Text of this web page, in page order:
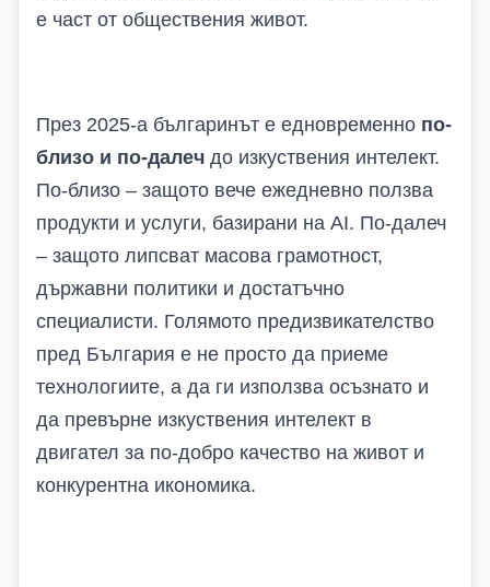
е част от обществения живот.
През 2025-а българинът е едновременно по-
близо и по-далеч до изкуствения интелект.
По-близо – защото вече ежедневно ползва
продукти и услуги, базирани на AI. По-далеч
– защото липсват масова грамотност,
държавни политики и достатъчно
специалисти. Голямото предизвикателство
пред България е не просто да приеме
технологиите, а да ги използва осъзнато и
да превърне изкуствения интелект в
двигател за по-добро качество на живот и
конкурентна икономика.